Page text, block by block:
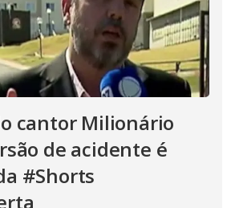
cantor Milionário
de acidente é
#Shorts